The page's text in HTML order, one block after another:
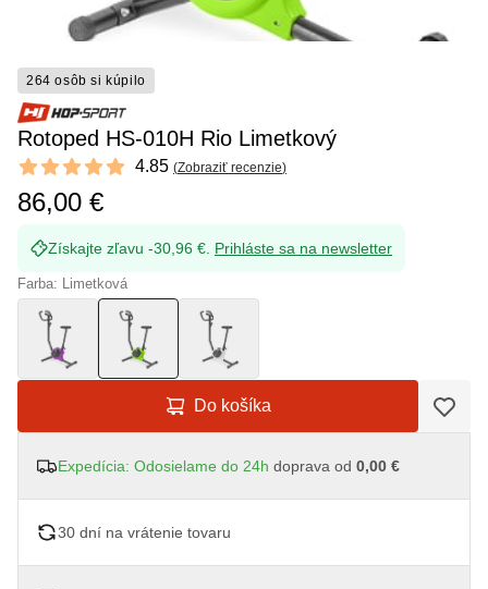
264 osôb si kúpilo
Rotoped HS-010H Rio Limetkový
Reviews
4.85 out of 5 stars 4.85 (Zobraziť recenzie)
86,00 €
Získajte zľavu -30,96 €. Prihláste sa na newsletter
Farba: Limetková
Do košíka
Expedícia: Odosielame do 24h doprava od 0,00 €
30 dní na vrátenie tovaru